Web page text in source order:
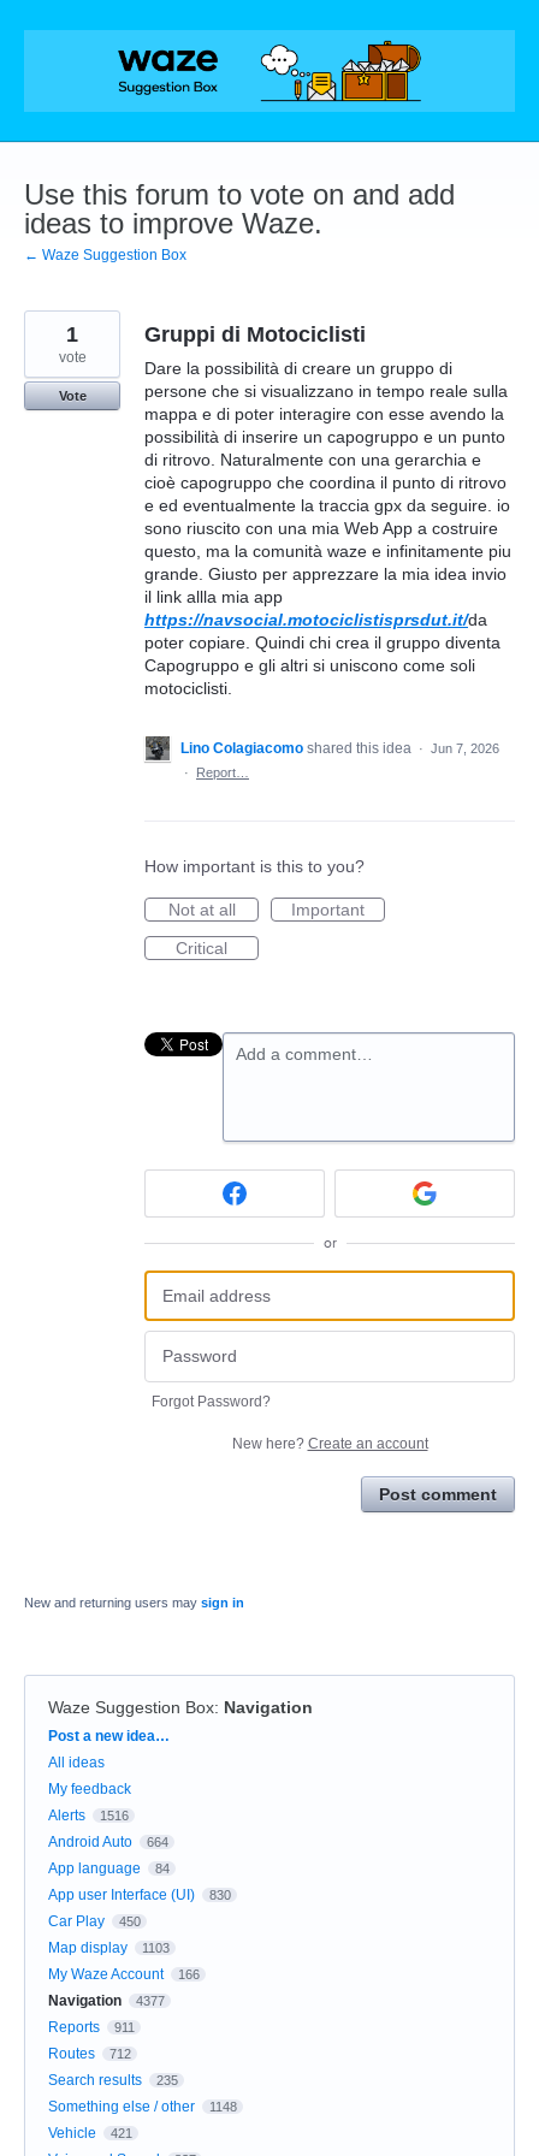
Skip
Use this forum to vote on and add
ideas to improve Waze.
← Waze Suggestion Box
Gruppi di Motociclisti
Dare la possibilità di creare un gruppo di
persone che si visualizzano in tempo reale sulla
mappa e di poter interagire con esse avendo la
possibilità di inserire un capogruppo e un punto
di ritrovo. Naturalmente con una gerarchia e
cioè capogruppo che coordina il punto di ritrovo
e ed eventualmente la traccia gpx da seguire. io
sono riuscito con una mia Web App a costruire
questo, ma la comunità waze e infinitamente piu
grande. Giusto per apprezzare la mia idea invio
il link allla mia app
https://navsocial.motociclistisprsdut.it/da
poter copiare. Quindi chi crea il gruppo diventa
Capogruppo e gli altri si uniscono come soli
motociclisti.
1
vote
Vote
Lino Colagiacomo shared this idea · Jun 7, 2026
·
Report…
How important is this to you?
Not at all
Important
Critical
Add a comment…
or
Forgot Password?
New here? Create an account
Post comment
New and returning users may sign in
Waze Suggestion Box: Navigation
Categories
Post a new idea…
All ideas
My feedback
Alerts
1516
Android Auto 664
App language 84
App user Interface (UI) 830
Car Play 450
Map display 1103
My Waze Account 166
Navigation 4377
Reports 911
Routes 712
Search results 235
Something else / other 1148
Vehicle 421